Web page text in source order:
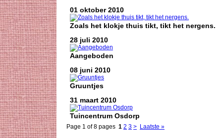
01 oktober 2010
Zoals het klokje thuis tikt, tikt het nergens.
28 juli 2010
Aangeboden
08 juni 2010
Gruuntjes
31 maart 2010
Tuincentrum Osdorp
Page 1 of 8 pages 1 2 3 > Laatste »